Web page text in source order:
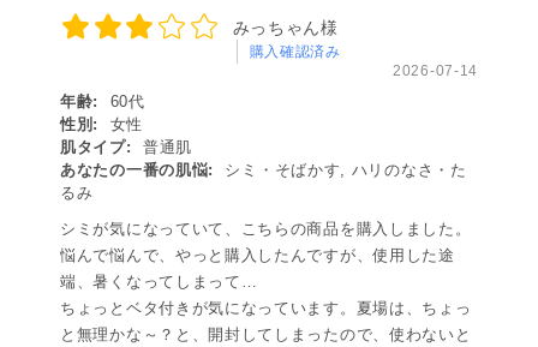
みっちゃん様
購入確認済み
2026-07-14
年齢:
60代
性別:
女性
肌タイプ:
普通肌
あなたの一番の肌悩:
シミ・そばかす, ハリのなさ・た
るみ
シミが気になっていて、こちらの商品を購入しました。
悩んで悩んで、やっと購入したんですが、使用した途
端、暑くなってしまって…
ちょっとベタ付きが気になっています。夏場は、ちょっ
と無理かな～？と、開封してしまったので、使わないと